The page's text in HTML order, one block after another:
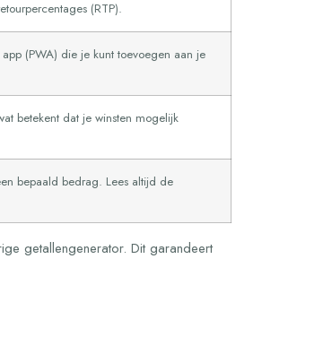
(RTP).
(PWA) die je kunt toevoegen aan je
betekent dat je winsten mogelijk
bepaald bedrag. Lees altijd de
getallengenerator. Dit garandeert